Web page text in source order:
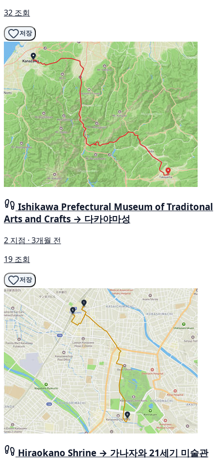
32 조회
저장
Ishikawa Prefectural Museum of Traditonal
Arts and Crafts → 다카야마성
2 지점 · 3개월 전
19 조회
저장
Hiraokano Shrine → 가나자와 21세기 미술관